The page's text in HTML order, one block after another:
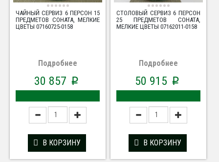
ЧАЙНЫЙ СЕРВИЗ 6 ПЕРСОН 15
ПРЕДМЕТОВ СОНАТА, МЕЛКИЕ
ЦВЕТЫ 07160725-0158
Подробнее
30 857 p
В КОРЗИНУ
СТОЛОВЫЙ СЕРВИЗ 6 ПЕРСОН
25 ПРЕДМЕТОВ СОНАТА,
МЕЛКИЕ ЦВЕТЫ 07162011-0158
Подробнее
50 915 p
В КОРЗИНУ